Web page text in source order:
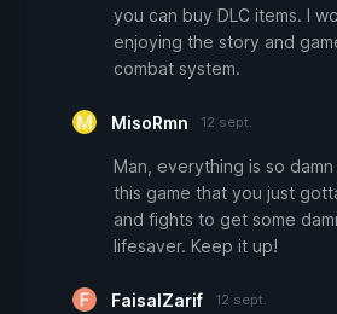
you can buy DLC items. I
enjoying the story and
combat system.
MisoRmn 12 sept.
Man, everything is so
this game that you just
and fights to get some
lifesaver. Keep it up!
FaisalZarif 12 sept.